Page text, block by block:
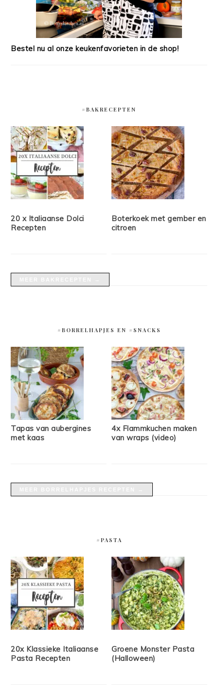
Bestel nu al onze keukenfavorieten in de shop!
#BAKRECEPTEN
20 x Italiaanse Dolci
Recepten
Boterkoek met gember en
citroen
#BORRELHAPJES EN #SNACKS
Tapas van aubergines
met kaas
4x Flammkuchen maken
van wraps (video)
#PASTA
20x Klassieke Italiaanse
Pasta Recepten
Groene Monster Pasta
(Halloween)